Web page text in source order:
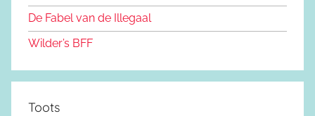
o
De Fabel van de Illegaal
Wilder’s BFF
Toots